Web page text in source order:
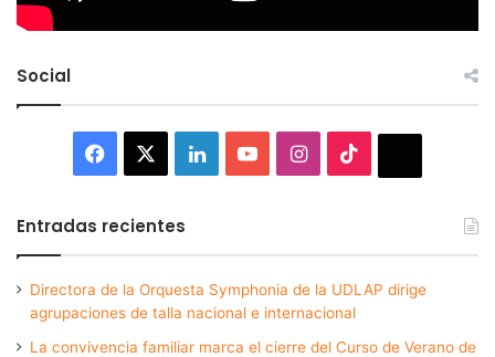
Social
Facebook LinkedInYouTubeInstagram
Entradas recientes
Directora de la Orquesta Symphonia de la UDLAP dirige
agrupaciones de talla nacional e internacional
La convivencia familiar marca el cierre del Curso de Verano de